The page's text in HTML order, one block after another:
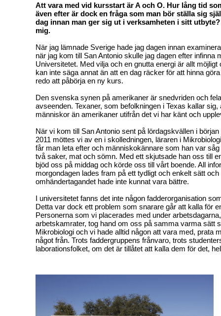
Att vara med vid kursstart är A och O. Hur lång tid
även efter är dock en fråga som man bör ställa sig
dag innan man ger sig ut i verksamheten i sitt
mig.
När jag lämnade Sverige hade jag dagen innan
när jag kom till San Antonio skulle jag dagen efter infinna
Universitetet. Med vilja och en gnutta energi är allt möjligt
kan inte säga annat än att en dag räcker för att hinna
redo att påbörja en ny kurs.
Den svenska synen på amerikaner är snedvriden och
avseenden. Texaner, som befolkningen i Texas kallar
människor än amerikaner utifrån det vi har känt och
När vi kom till San Antonio sent på lördagskvällen i
2011 möttes vi av en i skolledningen, läraren i
får man leta efter och människokännare som han var
två saker, mat och sömn. Med ett skjutsade han oss till
bjöd oss på middag och körde oss till vårt boende. All
morgondagen lades fram på ett tydligt och enkelt sätt
omhändertagandet hade inte kunnat vara bättre.
I universitetet fanns det inte någon fadderorganisation
Detta var dock ett problem som snarare går att kalla för
Personerna som vi placerades med under
arbetskamrater, tog hand om oss på samma varma sätt
Mikrobiologi och vi hade alltid någon att vara med, prata
något från. Trots faddergruppens frånvaro, trots
laborationsfolket, om det är tillåtet att kalla dem för det,